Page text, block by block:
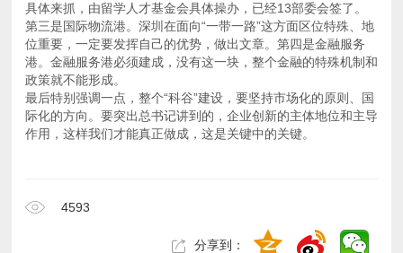
政策就不能形成。
作用，这样我们才能真正做成，这是关键中的关键。
4593
分享到：